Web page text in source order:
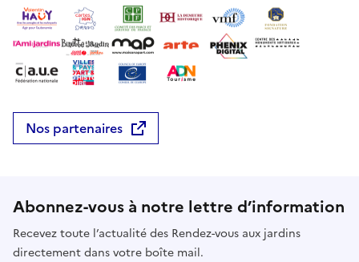
Nos partenaires
Abonnez-vous à notre lettre d’information
Recevez toute l’actualité des Rendez-vous aux jardins
directement dans votre boîte mail.